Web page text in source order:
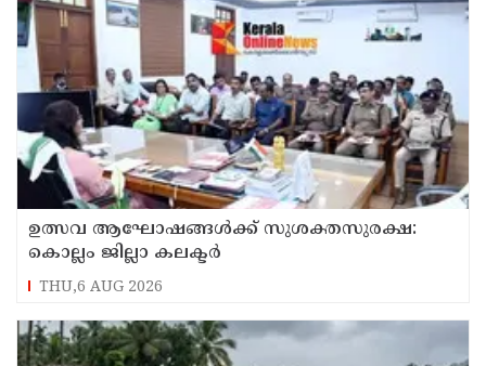
ഉത്സവ ആഘോഷങ്ങൾക്ക് സുശക്തസുരക്ഷ:
കൊല്ലം ജില്ലാ കലക്ടർ
THU,6 AUG 2026